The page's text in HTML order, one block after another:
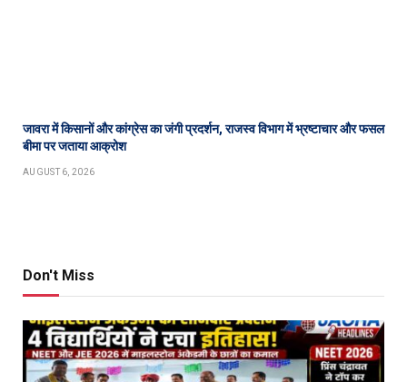
जावरा में किसानों और कांग्रेस का जंगी प्रदर्शन, राजस्व विभाग में भ्रष्टाचार और फसल
बीमा पर जताया आक्रोश
AUGUST 6, 2026
Don't Miss